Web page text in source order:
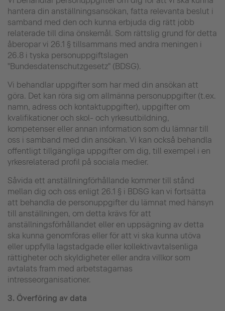
hantera din anställningsansökan, fatta relevanta beslut i
samband med den och kunna erbjuda dig rätt jobb
relaterade till dina önskemål. Som rättslig grund för detta
åberopar vi 26.1 § tillsammans med andra meningen i
26.8 i tyska personuppgiftslagen
"Bundesdatenschutzgesetz" (BDSG).
Vi behandlar uppgifter som har med din ansökan att
göra. Det kan röra sig om allmänna personuppgifter (t.ex.
namn, adress och kontaktuppgifter), uppgifter om
kvalifikationer och skol- och yrkesutbildning,
kompetenser eller annan information som du lämnar till
oss i samband med din ansökan. Vi kan också behandla
offentligt tillgängliga uppgifter om dig, till exempel i en
yrkesrelaterad profil på sociala medier.
Såvida ett anställningförhållande kommer till stånd
mellan dig och oss enligt 26.1 § i BDSG kan vi fortsätta
att behandla de personuppgifter du lämnat med hänsyn
till anställningen, om detta krävs för att
anställningsförhållandet eller en uppsägning av detta
ska kunna genomföras eller för att vi ska kunna utöva
eller uppfylla lagstadgade eller kollektivavtalsenliga
rättigheter och skyldigheter eller andra villkor som
avtalats fram med arbetstagarnas
intresseorganisationer.
3. Överföring av data